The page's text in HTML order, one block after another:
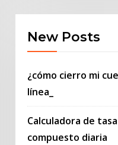
New Posts
¿cómo cierro mi
línea_
Calculadora de
compuesto diaria